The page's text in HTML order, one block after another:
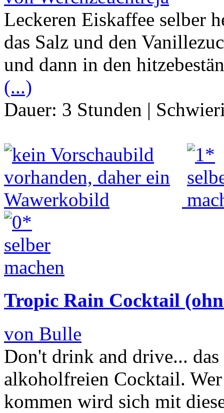
Leckeren Eiskaffee selber
das Salz und den
und dann in den
(...)
Dauer: 3 Stunden |
Tropic Rain Cocktail
von Bulle
Don't drink and drive...
alkoholfreien Cocktail.
kommen wird sich mit